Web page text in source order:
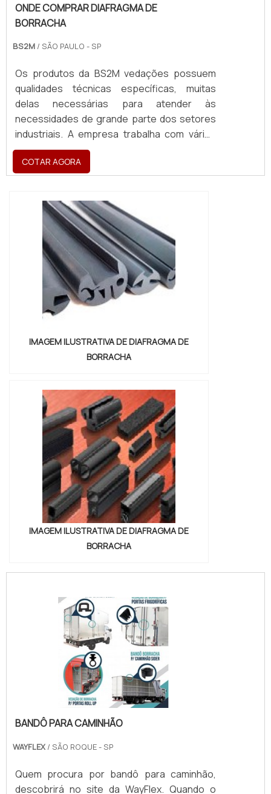
ONDE COMPRAR DIAFRAGMA DE
BORRACHA
BS2M / SÃO PAULO - SP
Os produtos da BS2M vedações possuem
qualidades técnicas específicas, muitas
delas necessárias para atender às
necessidades de grande parte dos setores
industriais. A empresa trabalha com vários
tipos de Borracha: os de uso mais
generalizado e os mais específicos, que são
trabalhadas de forma personalizada para
técnicas variadas para as diferentes
aplicações.ONDE COMPRAR DIAFRAGMA DE
BORRACHA DE ...
COTAR AGORA
IMAGEM ILUSTRATIVA DE DIAFRAGMA DE
BORRACHA
IMAGEM ILUSTRATIVA DE DIAFRAGMA DE
BORRACHA
BANDÔ PARA CAMINHÃO
WAYFLEX / SÃO ROQUE - SP
Quem procura por bandô para caminhão,
descobrirá no site da WayFlex. Quando o